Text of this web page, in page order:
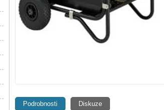
Podrobnosti Diskuze